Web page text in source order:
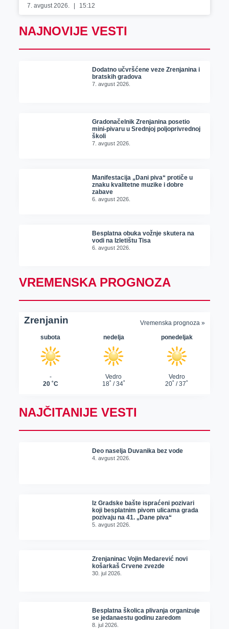
7. avgust 2026. 15:12
NAJNOVIJE VESTI
Dodatno učvršćene veze Zrenjanina i
bratskih gradova
7. avgust 2026.
Gradonačelnik Zrenjanina posetio
mini-pivaru u Srednjoj poljoprivrednoj
školi
7. avgust 2026.
Manifestacija „Dani piva“ protiče u
znaku kvalitetne muzike i dobre
zabave
6. avgust 2026.
Besplatna obuka vožnje skutera na
vodi na Izletištu Tisa
6. avgust 2026.
VREMENSKA PROGNOZA
NAJČITANIJE VESTI
Deo naselja Duvanika bez vode
4. avgust 2026.
Iz Gradske bašte ispraćeni pozivari
koji besplatnim pivom ulicama grada
pozivaju na 41. „Dane piva“
5. avgust 2026.
Zrenjaninac Vojin Medarević novi
košarkaš Crvene zvezde
30. jul 2026.
Besplatna školica plivanja organizuje
se jedanaestu godinu zaredom
8. jul 2026.